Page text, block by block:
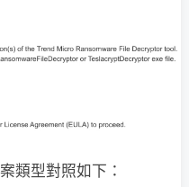
類型對照如下：